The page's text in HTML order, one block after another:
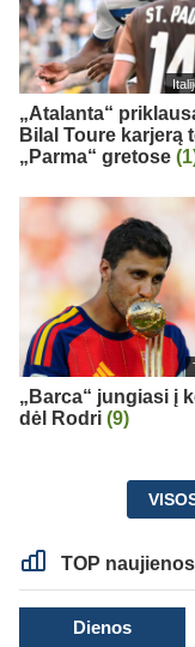
„Atalanta“
Bilal Toure karjerą
„Parma“ gretose
„Barca“ jungiasi į
dėl Rodri (9)
TOP naujienos
Dienos